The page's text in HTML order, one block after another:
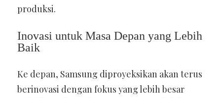
produksi.
Inovasi untuk Masa Depan yang Lebih
Baik
Ke depan, Samsung diproyeksikan akan terus
berinovasi dengan fokus yang lebih besar